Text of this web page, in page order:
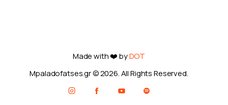
Made with ❤️ byDOT
Mpaladofatses.gr © 2026. All Rights Reserved.